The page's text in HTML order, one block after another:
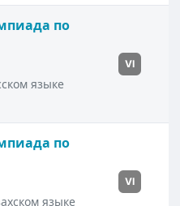
по
языке
VI
по
языке
VI